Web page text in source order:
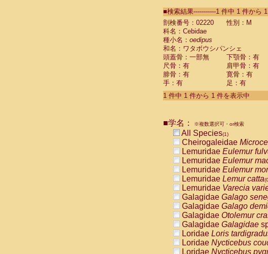
CebidaeSaguinus
Cebidae Saguinus
Cebidae
Cebidae
CebidaeSaguinus
Cebidae Saguinus
Cebidae Saguinus
Cebidae Saguinusspp.
Cebidae Aotus trivirgatus
Cebidae Cebus albifrons
CebidaeCebus
CebidaeCebus
CebidaeSaimiri
CebidaeSaimiri
AtelidaeAlouatta
AtelidaeAlouatta fusca
AtelidaeAlouatta
AtelidaeAlouattaspp.(0)
AtelidaeAteles
AtelidaeAteles
AtelidaeAteles
AtelidaeAtelesspp.(0)
Atelidae Lagothrix
AtelidaeLagothrix
PitheciidaeCacajao
■検索結果-----------1 件中 1 件から
剖検番号：02220
性別：M
科名：Cebidae
種小名： oedipus
和名：ワタボウシパンシェ
頭蓋骨：一部無
下顎骨：有
尺骨：有
肩甲骨：有
腓骨：有
寛骨：有
手：有
足：有
1 件中 1 件から 1 件を表示中
■学名： ※複数選択可・or検索
All Species(1)
Cheirogaleidae
Lemuridae Eulemur
Lemuridae Eulemur
Lemuridae Eulemur
Lemuridae Lemur catta
Lemuridae Varecia
Galagidae Galago
Galagidae Galago
Galagidae Otolemur
Galagidae Galagidae
Loridae Loris
Loridae Nycticebus
Loridae Nycticebus